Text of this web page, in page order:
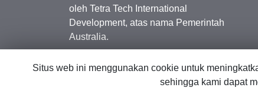
oleh Tetra Tech International
Development, atas nama Pemerintah
Australia.
Indonesia
Situs web ini menggunakan cookie untuk
sehingga kami dapat